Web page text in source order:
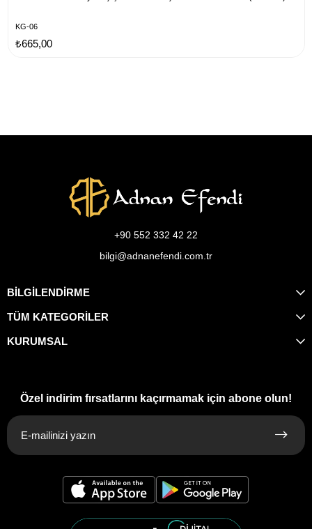
KG-06
₺665,00
+90 552 332 42 22
bilgi@adnanefendi.com.tr
BİLGİLENDİRME
TÜM KATEGORİLER
KURUMSAL
Özel indirim fırsatlarını kaçırmamak için abone olun!